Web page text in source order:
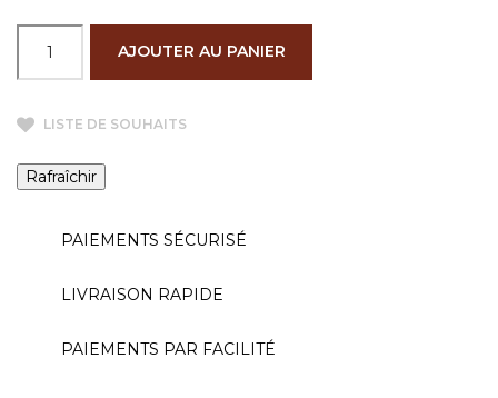
AJOUTER AU PANIER
LISTE DE SOUHAITS
PAIEMENTS SÉCURISÉ
LIVRAISON RAPIDE
PAIEMENTS PAR FACILITÉ